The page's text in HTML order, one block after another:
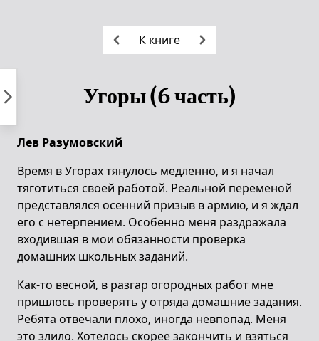
К книге
Угоры (6 часть)
Лев Разумовский
Время в Угорах тянулось медленно, и я начал
тяготиться своей работой. Реальной переменой
представлялся осенний призыв в армию, и я ждал
его с нетерпением. Особенно меня раздражала
входившая в мои обязанности проверка
домашних школьных заданий.
Как-то весной, в разгар огородных работ мне
пришлось проверять у отряда домашние задания.
Ребята отвечали плохо, иногда невпопад. Меня
это злило. Хотелось скорее закончить и взяться